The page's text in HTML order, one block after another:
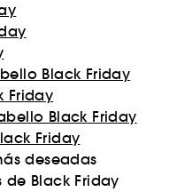
Black Friday
Friday
Black Friday
Friday
deseadas
de Black Friday